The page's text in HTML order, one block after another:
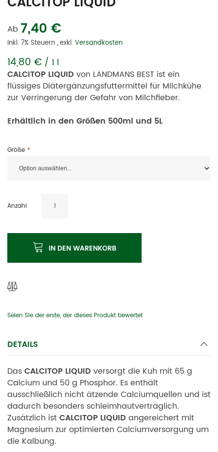
Ab 7,40 €
Inkl. 7% Steuern,exkl. Versandkosten
14,80 € / 1 l
CALCITOP LIQUID von LANDMANS BEST ist ein
flüssiges Diätergänzungsfuttermittel für Milchkühe
zur Verringerung der Gefahr von Milchfieber.
Erhältlich in den Größen 500ml und 5L
Größe
Anzahl
IN DEN WARENKORB
Seien Sie der erste, der dieses Produkt bewertet
DETAILS
DasCALCITOP LIQUID versorgt die Kuh mit 65 g
Calcium und 50 g Phosphor. Es enthält
ausschließlich nicht ätzende Calciumquellen und ist
dadurch besonders schleimhautverträglich.
Zusätzlich istCALCITOP LIQUID angereichert mit
Magnesium zur optimierten Calciumversorgung um
die Kalbung.